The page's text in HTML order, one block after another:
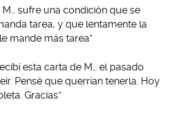
M… sufre una condición que se
tarea, y que lentamente la
mande más tarea”
esta carta de M… el pasado
Pensé que querrían tenerla. Hoy
Gracias”